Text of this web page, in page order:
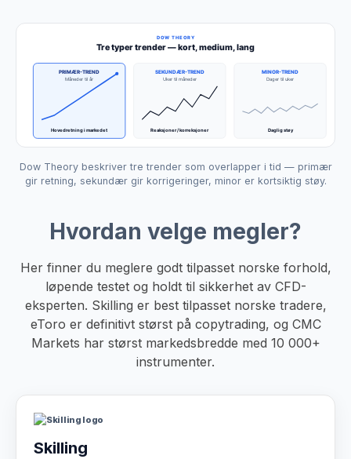
DOW THEORY
Tre typer trender — kort, medium, lang
PRIMÆR-TREND
Måneder til år
Hovedretning i markedet
SEKUNDÆR-TREND
Uker til måneder
Reaksjoner / korreksjoner
MINOR-TREND
Dager til uker
Daglig støy
Dow Theory beskriver tre trender som overlapper i tid — primær
gir retning, sekundær gir korrigeringer, minor er kortsiktig støy.
Hvordan velge megler?
Her finner du meglere godt tilpasset norske forhold,
løpende testet og holdt til sikkerhet av CFD-
eksperten. Skilling er best tilpasset norske tradere,
eToro er definitivt størst på copytrading, og CMC
Markets har størst markedsbredde med 10 000+
instrumenter.
Skilling